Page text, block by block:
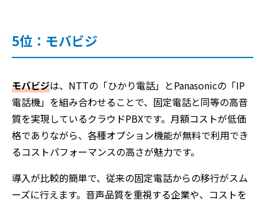
5位：モバビジ
モバビジは、NTTの「ひかり電話」とPanasonicの「IP
電話機」を組み合わせることで、固定電話と同等の高音
質を実現しているクラウドPBXです。月額コストが低価
格でありながら、各種オプション機能が無料で利用でき
るコストパフォーマンスの高さが魅力です。
導入が比較的簡単で、従来の固定電話からの移行がスム
ーズに行えます。音声品質を重視する企業や、コストを